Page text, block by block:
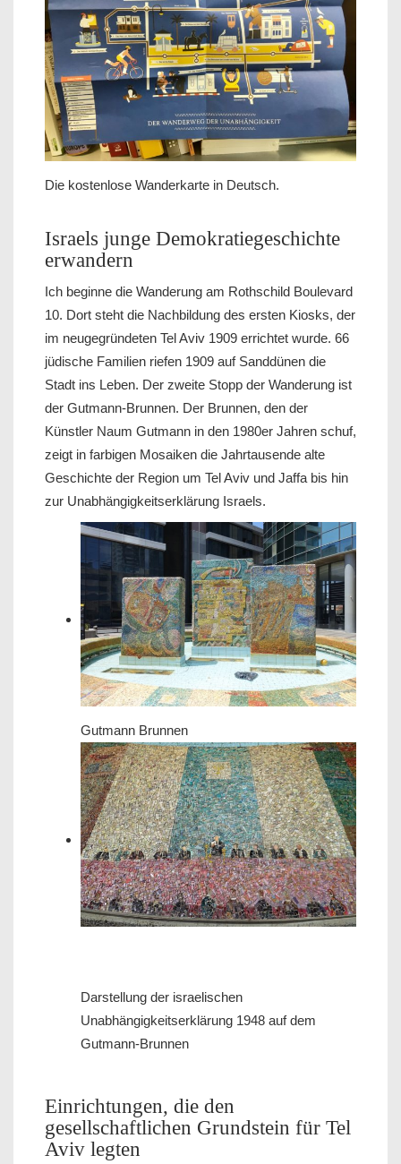
Die kostenlose Wanderkarte in Deutsch.
Israels junge Demokratiegeschichte
erwandern
Ich beginne die Wanderung am Rothschild Boulevard
10. Dort steht die Nachbildung des ersten Kiosks, der
im neugegründeten Tel Aviv 1909 errichtet wurde. 66
jüdische Familien riefen 1909 auf Sanddünen die
Stadt ins Leben. Der zweite Stopp der Wanderung ist
der Gutmann-Brunnen. Der Brunnen, den der
Künstler Naum Gutmann in den 1980er Jahren schuf,
zeigt in farbigen Mosaiken die Jahrtausende alte
Geschichte der Region um Tel Aviv und Jaffa bis hin
zur Unabhängigkeitserklärung Israels.
Gutmann Brunnen
Darstellung der israelischen
Unabhängigkeitserklärung 1948 auf dem
Gutmann-Brunnen
Einrichtungen, die den
gesellschaftlichen Grundstein für Tel
Aviv legten